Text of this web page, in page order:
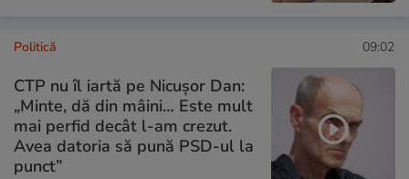
Politică 09:02
CTP nu îl iartă pe Nicușor Dan:
„Minte, dă din mâini… Este mult
mai perfid decât l-am crezut.
Avea datoria să pună PSD-ul la
punct”